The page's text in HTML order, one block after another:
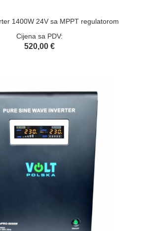
1400W 24V sa MPPT regulatorom
Cijena sa PDV:
520,00 €